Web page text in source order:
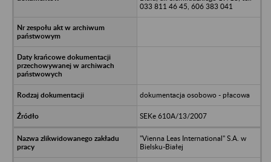
033 811 46 45, 606 383 041
dokumentacja osobowo - płacowa
SEKe 610A/13/2007
"Vienna Leas International" S.A. w
Bielsku-Białej